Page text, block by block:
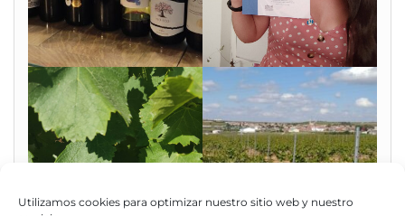
Utilizamos cookies para optimizar nuestro sitio web y nuestro